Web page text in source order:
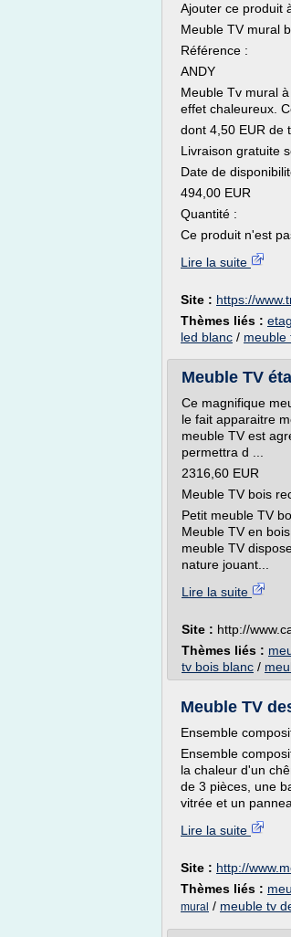
Ajouter ce produit
Meuble TV mural
Référence :
ANDY
Meuble Tv mural
effet chaleureux.
dont 4,50 EUR de
Livraison gratuite
Date de
494,00 EUR
Quantité :
Ce produit n'est
Lire la suite
Site : https://
Thèmes liés :
led blanc / meuble
Meuble TV
Ce magnifique
le fait apparaitre
meuble TV est
permettra d ...
2316,60 EUR
Meuble TV bois
Petit meuble TV
Meuble TV en
meuble TV
nature jouant...
Lire la suite
Site : http://
Thèmes liés :
tv bois blanc /
Meuble TV
Ensemble
Ensemble
la chaleur d'un
de 3 pièces, une
vitrée et un
Lire la suite
Site : http://
Thèmes liés :
mural / meuble tv